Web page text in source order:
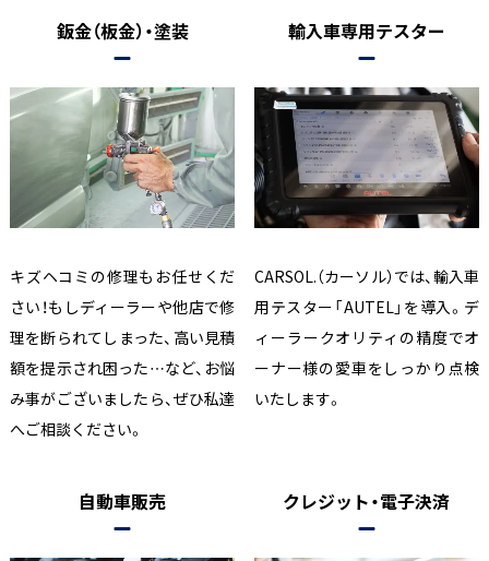
鈑金（板金）・塗装
キズヘコミの修理もお任せくだ
さい！もしディーラーや他店で修
理を断られてしまった、高い見積
額を提示され困った…など、お悩
み事がございましたら、ぜひ私達
へご相談ください。
輸入車専用テスター
CARSOL.（カーソル）では、輸入車
用テスター「AUTEL」を導入。デ
ィーラークオリティの精度でオ
ーナー様の愛車をしっかり点検
いたします。
自動車販売 クレジット・電子決済